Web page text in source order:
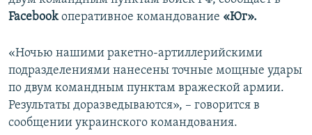
Facebookоперативное командование «Юг».
«Ночью нашими ракетно-артиллерийскими
подразделениями нанесены точные мощные удары
по двум командным пунктам вражеской армии.
Результаты доразведываются», – говорится в
сообщении украинского командования.